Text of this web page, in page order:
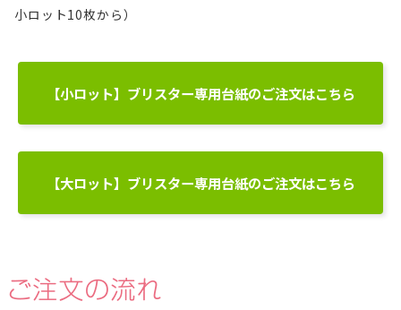
小ロット10枚から）
【小ロット】ブリスター専用台紙のご注文はこちら
【大ロット】ブリスター専用台紙のご注文はこちら